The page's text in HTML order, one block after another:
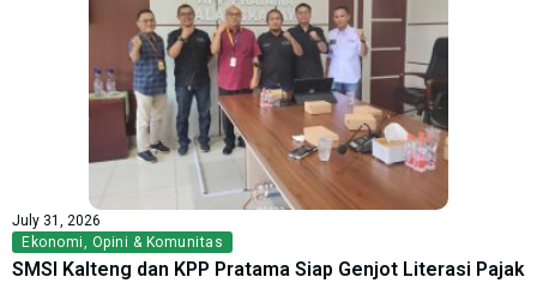
July 31, 2026
Ekonomi, Opini & Komunitas
SMSI Kalteng dan KPP Pratama Siap Genjot Literasi Pajak